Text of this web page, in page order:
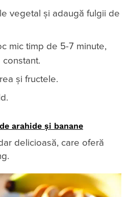
vegetal și adaugă fulgii de
mic timp de 5-7 minute,
și fructele.
arahide și banane
delicioasă, care oferă